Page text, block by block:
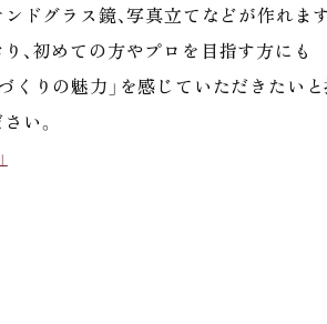
ドグラス鏡、写真立てなどが作れます
、初めての方やプロを目指す方にも
くりの魅力」を感じていただきたいと
い。